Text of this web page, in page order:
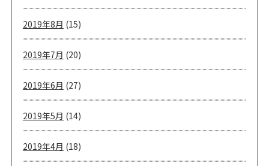
2019年8月 (15)
2019年7月 (20)
2019年6月 (27)
2019年5月 (14)
2019年4月 (18)